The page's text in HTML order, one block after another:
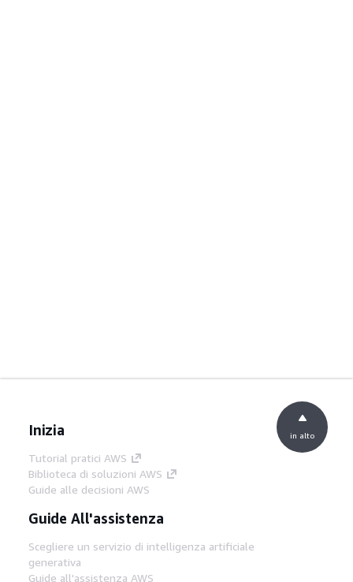
Inizia
Tutorial pratici AWS
Biblioteca di soluzioni AWS
Guide alle decisioni AWS
Guide All'assistenza
Scegliere un servizio di intelligenza artificiale
generativa
Guide all'assistenza AWS
in alto